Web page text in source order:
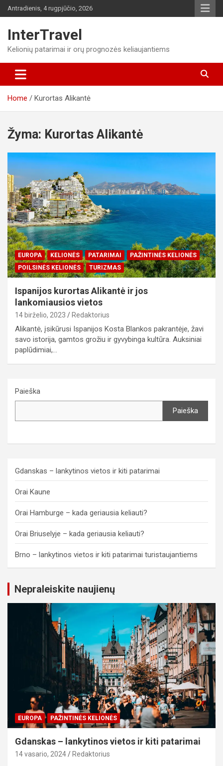
Skip
to
Antradienis, 4 rugpjūčio, 2026
InterTravel
Kelionių patarimai ir orų prognozės keliaujantiems
Home Kurortas Alikantė
Žyma: Kurortas Alikantė
EUROPA KELIONĖS PATARIMAI
PAŽINTINĖS KELIONĖS
POILSINĖS KELIONĖS
TURIZMAS
Ispanijos kurortas Alikantė ir jos
lankomiausios vietos
14 birželio, 2023 Redaktorius
Alikantė, įsikūrusi Ispanijos Kosta Blankos pakrantėje, žavi
savo istorija, gamtos grožiu ir gyvybinga kultūra. Auksiniai
paplūdimiai,…
Paieška
Paieška
Gdanskas – lankytinos vietos ir kiti patarimai
Orai Kaune
Orai Hamburge – kada geriausia keliauti?
Orai Briuselyje – kada geriausia keliauti?
Brno – lankytinos vietos ir kiti patarimai turistaujantiems
Nepraleiskite naujienų
EUROPA PAŽINTINĖS KELIONĖS
Gdanskas – lankytinos vietos ir kiti patarimai
14 vasario, 2024 Redaktorius